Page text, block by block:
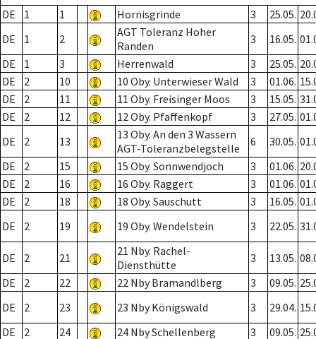
DE 1 1 Hornisgrinde 3 25.05.
DE
1 2
AGT Toleranz Hoher
Randen
3 16.05.
DE
1 3 Herrenwald 3 25.05.
DE
2 10 10 Oby. Unterwieser Wald 3 01.06.
DE
2 11 11 Oby. Freisinger Moos 3 15.05.
DE
2 12 12 Oby. Pfaffenkopf 3 27.05.
DE
2 13
13 Oby. An den 3 Wassern
AGT-Toleranzbelegstelle
6 30.05.
DE
2 15 15 Oby. Sonnwendjoch 3 01.06.
DE
2 16 16 Oby. Raggert 3 01.06.
DE
2 18 18 Oby. Sauschütt 3 16.05.
DE
2 19 19 Oby. Wendelstein 3 22.05.
DE 2 21
21 Nby. Rachel-
Diensthütte
3 13.05.
DE
2 22 22 Nby Bramandlberg 3 09.05.
DE
2 23 23 Nby Königswald 3 29.04.
DE
2 24 24 Nby Schellenberg 3 09.05.